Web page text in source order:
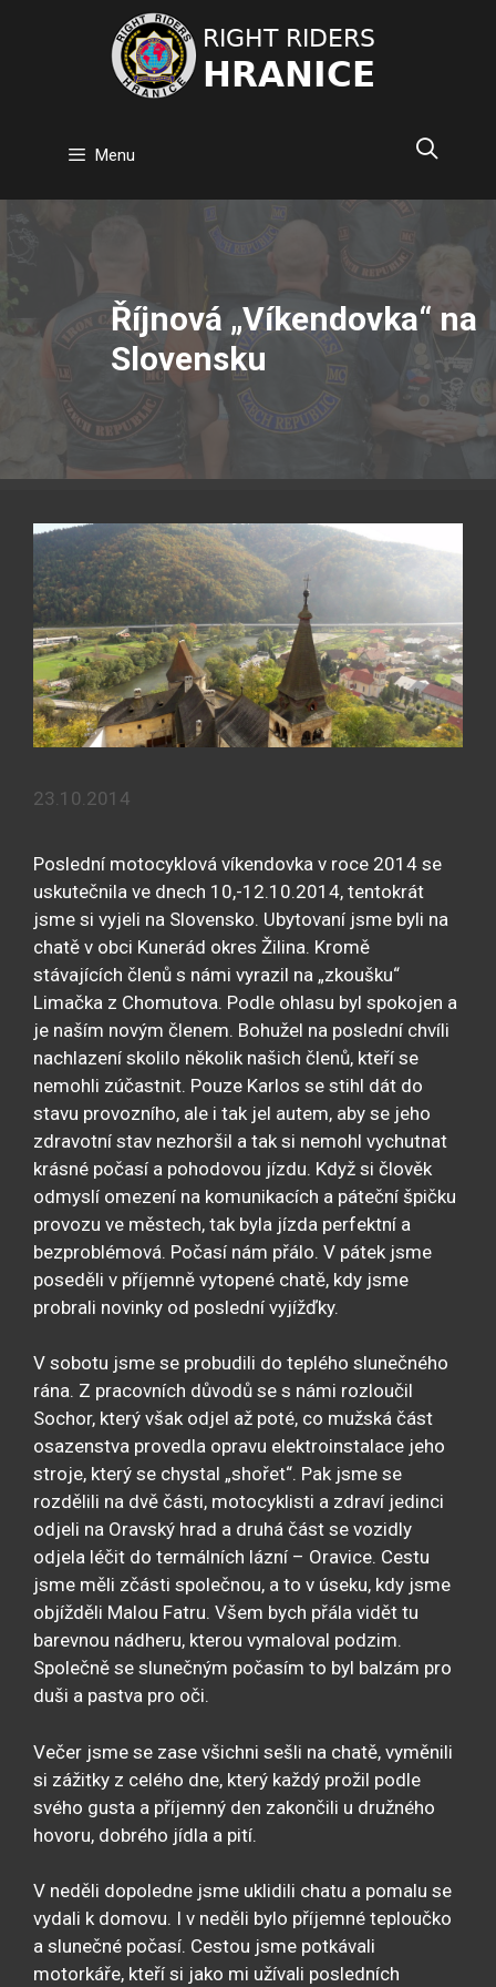
Menu
Říjnová „Víkendovka“ na
Slovensku
23.10.2014
Poslední motocyklová víkendovka v roce 2014 se
uskutečnila ve dnech 10,-12.10.2014, tentokrát
jsme si vyjeli na Slovensko. Ubytovaní jsme byli na
chatě v obci Kunerád okres Žilina. Kromě
stávajících členů s námi vyrazil na „zkoušku“
Limačka z Chomutova. Podle ohlasu byl spokojen a
je naším novým členem. Bohužel na poslední chvíli
nachlazení skolilo několik našich členů, kteří se
nemohli zúčastnit. Pouze Karlos se stihl dát do
stavu provozního, ale i tak jel autem, aby se jeho
zdravotní stav nezhoršil a tak si nemohl vychutnat
krásné počasí a pohodovou jízdu. Když si člověk
odmyslí omezení na komunikacích a páteční špičku
provozu ve městech, tak byla jízda perfektní a
bezproblémová. Počasí nám přálo. V pátek jsme
poseděli v příjemně vytopené chatě, kdy jsme
probrali novinky od poslední vyjížďky.
V sobotu jsme se probudili do teplého slunečného
rána. Z pracovních důvodů se s námi rozloučil
Sochor, který však odjel až poté, co mužská část
osazenstva provedla opravu elektroinstalace jeho
stroje, který se chystal „shořet“. Pak jsme se
rozdělili na dvě části, motocyklisti a zdraví jedinci
odjeli na Oravský hrad a druhá část se vozidly
odjela léčit do termálních lázní – Oravice. Cestu
jsme měli zčásti společnou, a to v úseku, kdy jsme
objížděli Malou Fatru. Všem bych přála vidět tu
barevnou nádheru, kterou vymaloval podzim.
Společně se slunečným počasím to byl balzám pro
duši a pastva pro oči.
Večer jsme se zase všichni sešli na chatě, vyměnili
si zážitky z celého dne, který každý prožil podle
svého gusta a příjemný den zakončili u družného
hovoru, dobrého jídla a pití.
V neděli dopoledne jsme uklidili chatu a pomalu se
vydali k domovu. I v neděli bylo příjemné teploučko
a slunečné počasí. Cestou jsme potkávali
motorkáře, kteří si jako mi užívali posledních